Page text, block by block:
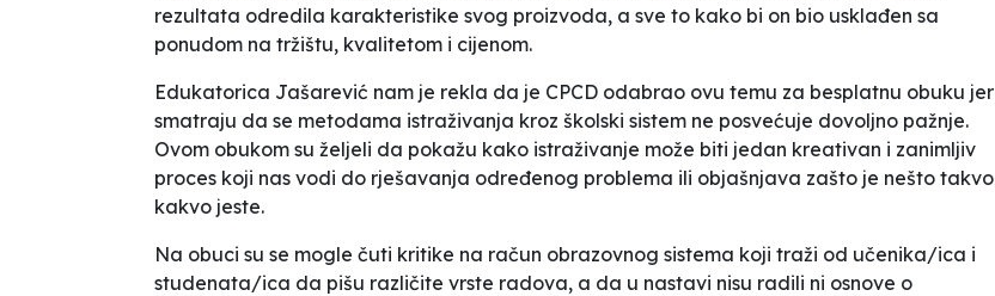
rezultata odredila karakteristike svog proizvoda, a sve to kako bi on bio usklađen sa
ponudom na tržištu, kvalitetom i cijenom.
Edukatorica Jašarević nam je rekla da je CPCD odabrao ovu temu za besplatnu obuku jer
smatraju da se metodama istraživanja kroz školski sistem ne posvećuje dovoljno pažnje.
Ovom obukom su željeli da pokažu kako istraživanje može biti jedan kreativan i zanimljiv
proces koji nas vodi do rješavanja određenog problema ili objašnjava zašto je nešto takvo
kakvo jeste.
Na obuci su se mogle čuti kritike na račun obrazovnog sistema koji traži od učenika/ica i
studenata/ica da pišu različite vrste radova, a da u nastavi nisu radili ni osnove o